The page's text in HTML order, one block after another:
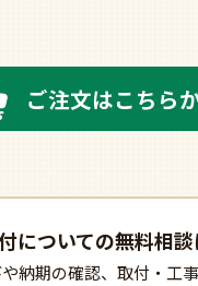
ご注文はこちら
についての無料相談
納期の確認、 取付・工